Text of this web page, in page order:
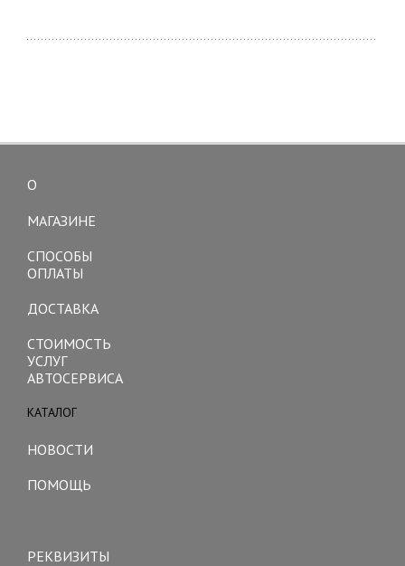
О
МАГАЗИНЕ
СПОСОБЫ
ОПЛАТЫ
ДОСТАВКА
СТОИМОСТЬ
УСЛУГ
АВТОСЕРВИСА
КАТАЛОГ
НОВОСТИ
ПОМОЩЬ
РЕКВИЗИТЫ